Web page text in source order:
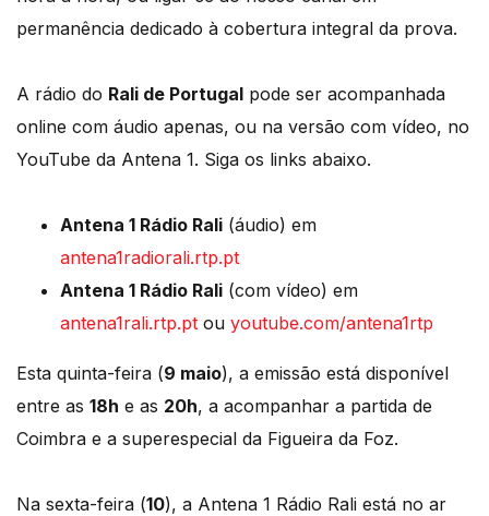
permanência dedicado à cobertura integral da prova.
A rádio do Rali de Portugal pode ser acompanhada
online com áudio apenas, ou na versão com vídeo, no
YouTube da Antena 1. Siga os links abaixo.
Antena 1 Rádio Rali (áudio) em
antena1radiorali.rtp.pt
Antena 1 Rádio Rali (com vídeo) em
antena1rali.rtp.pt ou youtube.com/antena1rtp
Esta quinta-feira (9 maio), a emissão está disponível
entre as 18h e as 20h, a acompanhar a partida de
Coimbra e a superespecial da Figueira da Foz.
Na sexta-feira (10), a Antena 1 Rádio Rali está no ar